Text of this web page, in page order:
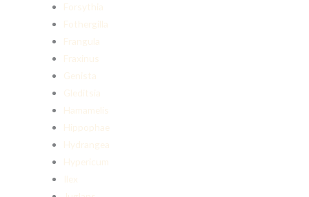
Forsythia
Fothergilla
Frangula
Fraxinus
Genista
Gleditsia
Hamamelis
Hippophae
Hydrangea
Hypericum
Ilex